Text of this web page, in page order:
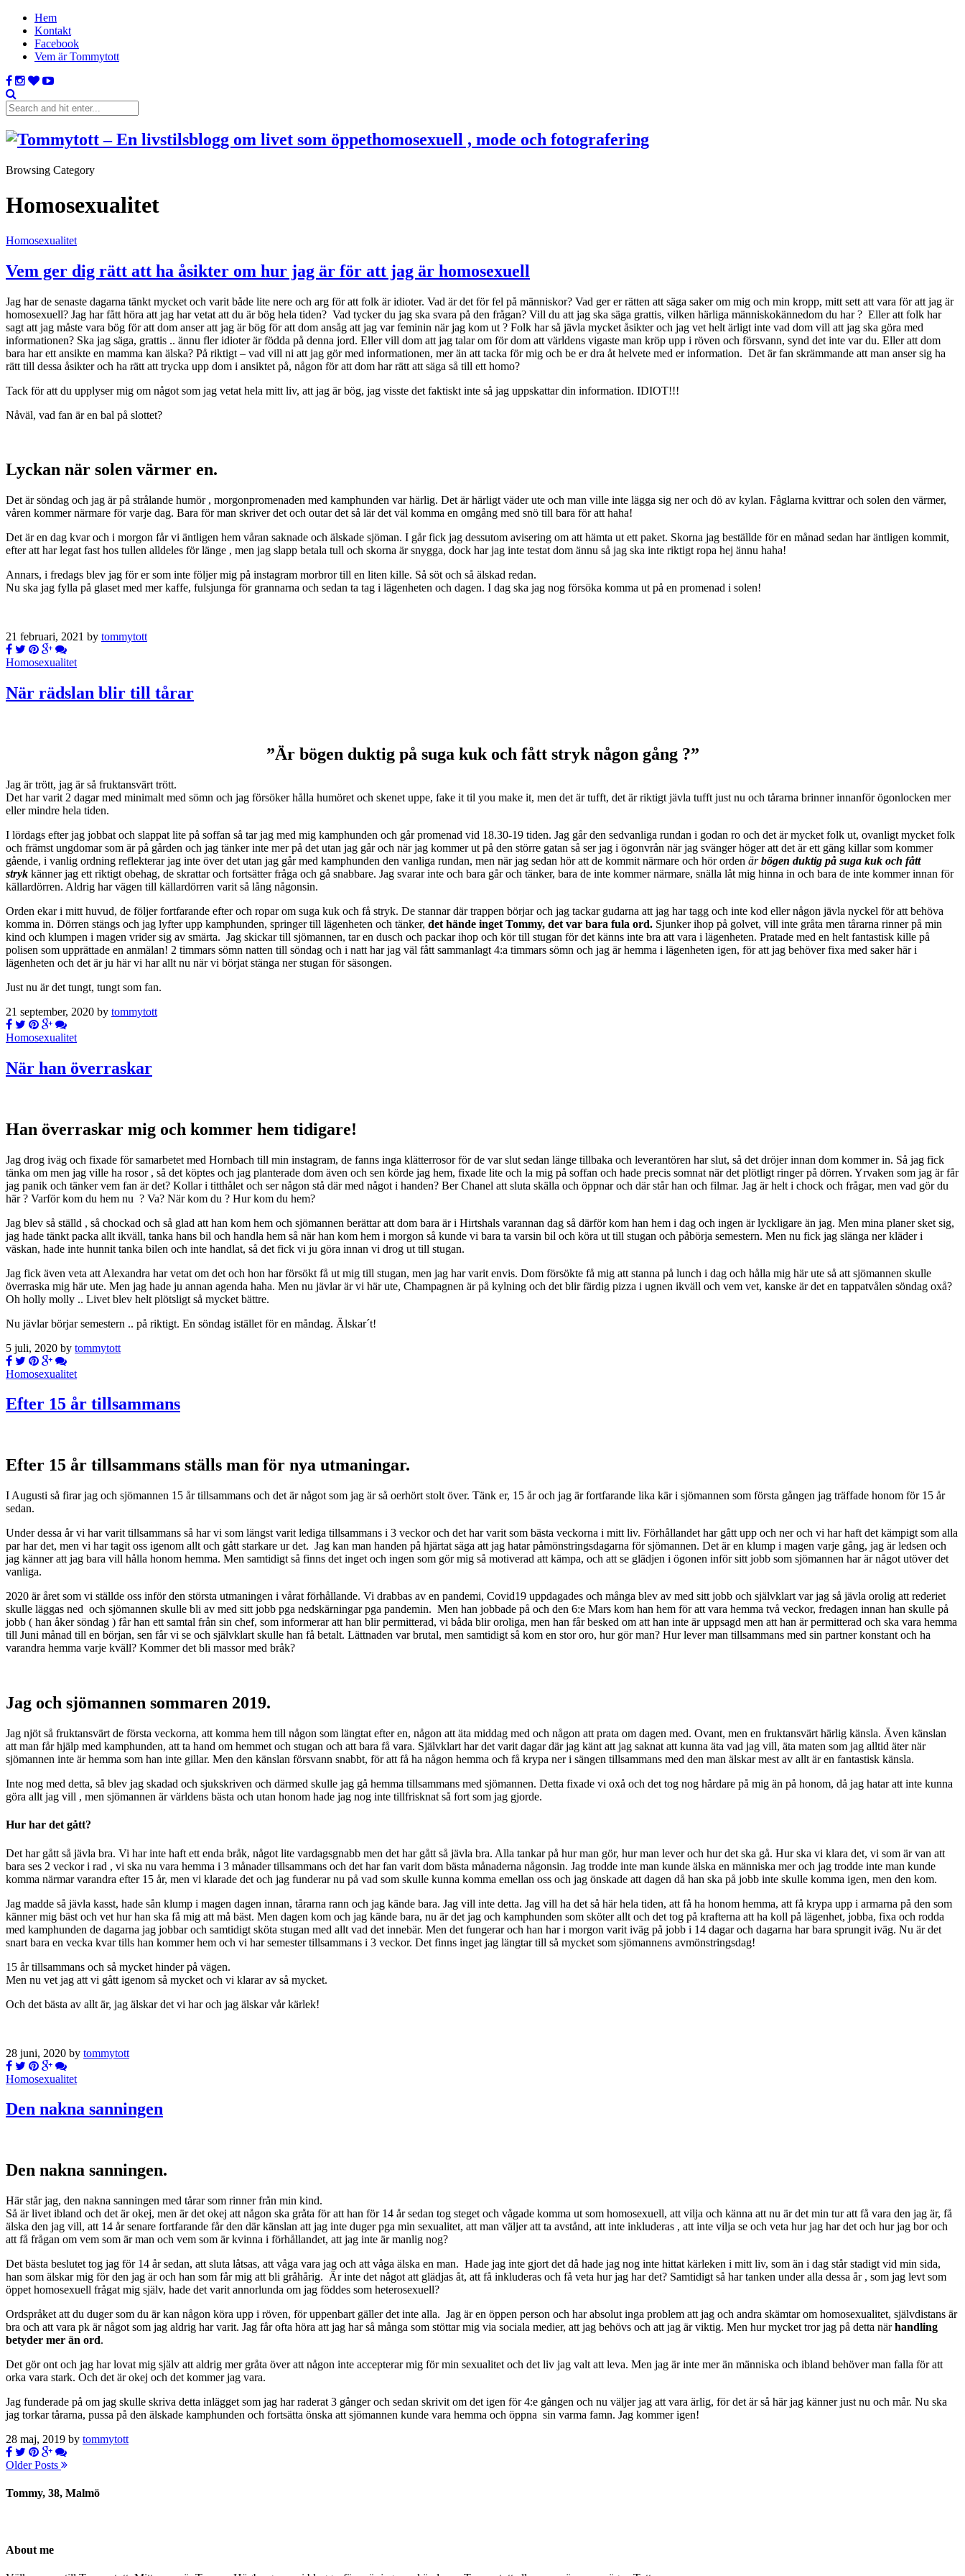
Hem
Kontakt
Facebook
Vem är Tommytott
Browsing Category
Homosexualitet
Homosexualitet
Vem ger dig rätt att ha åsikter om hur jag är för att jag är homosexuell
Jag har de senaste dagarna tänkt mycket och varit både lite nere och arg för att folk är idioter. Vad är det för fel på människor? Vad ger er rätten att säga saker om mig och min kropp, mitt sett att vara för att jag är
homosexuell? Jag har fått höra att jag har vetat att du är bög hela tiden? Vad tycker du jag ska svara på den frågan? Vill du att jag ska säga grattis, vilken härliga människokännedom du har ? Eller att folk har
sagt att jag måste vara bög för att dom anser att jag är bög för att dom ansåg att jag var feminin när jag kom ut ? Folk har så jävla mycket åsikter och jag vet helt ärligt inte vad dom vill att jag ska göra med
informationen? Ska jag säga, grattis .. ännu fler idioter är födda på denna jord. Eller vill dom att jag talar om för dom att världens vigaste man kröp upp i röven och försvann, synd det inte var du. Eller att dom
bara har ett ansikte en mamma kan älska? På riktigt – vad vill ni att jag gör med informationen, mer än att tacka för mig och be er dra åt helvete med er information. Det är fan skrämmande att man anser sig ha
rätt till dessa åsikter och ha rätt att trycka upp dom i ansiktet på, någon för att dom har rätt att säga så till ett homo?
Tack för att du upplyser mig om något som jag vetat hela mitt liv, att jag är bög, jag visste det faktiskt inte så jag uppskattar din information. IDIOT!!!
Nåväl, vad fan är en bal på slottet?
Lyckan när solen värmer en.
Det är söndag och jag är på strålande humör , morgonpromenaden med kamphunden var härlig. Det är härligt väder ute och man ville inte lägga sig ner och dö av kylan. Fåglarna kvittrar och solen den värmer,
våren kommer närmare för varje dag. Bara för man skriver det och outar det så lär det väl komma en omgång med snö till bara för att haha!
Det är en dag kvar och i morgon får vi äntligen hem våran saknade och älskade sjöman. I går fick jag dessutom avisering om att hämta ut ett paket. Skorna jag beställde för en månad sedan har äntligen kommit,
efter att har legat fast hos tullen alldeles för länge , men jag slapp betala tull och skorna är snygga, dock har jag inte testat dom ännu så jag ska inte riktigt ropa hej ännu haha!
Annars, i fredags blev jag för er som inte följer mig på instagram morbror till en liten kille. Så söt och så älskad redan.
Nu ska jag fylla på glaset med mer kaffe, fulsjunga för grannarna och sedan ta tag i lägenheten och dagen. I dag ska jag nog försöka komma ut på en promenad i solen!
21 februari, 2021 by tommytott
Homosexualitet
När rädslan blir till tårar
”Är bögen duktig på suga kuk och fått stryk någon gång ?”
Jag är trött, jag är så fruktansvärt trött.
Det har varit 2 dagar med minimalt med sömn och jag försöker hålla humöret och skenet uppe, fake it til you make it, men det är tufft, det är riktigt jävla tufft just nu och tårarna brinner innanför ögonlocken mer
eller mindre hela tiden.
I lördags efter jag jobbat och slappat lite på soffan så tar jag med mig kamphunden och går promenad vid 18.30-19 tiden. Jag går den sedvanliga rundan i godan ro och det är mycket folk ut, ovanligt mycket folk
och främst ungdomar som är på gården och jag tänker inte mer på det utan jag går och när jag kommer ut på den större gatan så ser jag i ögonvrån när jag svänger höger att det är ett gäng killar som kommer
gående, i vanlig ordning reflekterar jag inte över det utan jag går med kamphunden den vanliga rundan, men när jag sedan hör att de kommit närmare och hör orden ärbögen duktig på suga kuk och fått
stryk känner jag ett riktigt obehag, de skrattar och fortsätter fråga och gå snabbare. Jag svarar inte och bara går och tänker, bara de inte kommer närmare, snälla låt mig hinna in och bara de inte kommer innan för
källardörren. Aldrig har vägen till källardörren varit så lång någonsin.
Orden ekar i mitt huvud, de följer fortfarande efter och ropar om suga kuk och få stryk. De stannar där trappen börjar och jag tackar gudarna att jag har tagg och inte kod eller någon jävla nyckel för att behöva
komma in. Dörren stängs och jag lyfter upp kamphunden, springer till lägenheten och tänker, det hände inget Tommy, det var bara fula ord. Sjunker ihop på golvet, vill inte gråta men tårarna rinner på min
kind och klumpen i magen vrider sig av smärta. Jag skickar till sjömannen, tar en dusch och packar ihop och kör till stugan för det känns inte bra att vara i lägenheten. Pratade med en helt fantastisk kille på
polisen som upprättade en anmälan! 2 timmars sömn natten till söndag och i natt har jag väl fått sammanlagt 4:a timmars sömn och jag är hemma i lägenheten igen, för att jag behöver fixa med saker här i
lägenheten och det är ju här vi har allt nu när vi börjat stänga ner stugan för säsongen.
Just nu är det tungt, tungt som fan.
21 september, 2020 by tommytott
Homosexualitet
När han överraskar
Han överraskar mig och kommer hem tidigare!
Jag drog iväg och fixade för samarbetet med Hornbach till min instagram, de fanns inga klätterrosor för de var slut sedan länge tillbaka och leverantören har slut, så det dröjer innan dom kommer in. Så jag fick
tänka om men jag ville ha rosor , så det köptes och jag planterade dom även och sen körde jag hem, fixade lite och la mig på soffan och hade precis somnat när det plötligt ringer på dörren. Yrvaken som jag är får
jag panik och tänker vem fan är det? Kollar i titthålet och ser någon stå där med något i handen? Ber Chanel att sluta skälla och öppnar och där står han och filmar. Jag är helt i chock och frågar, men vad gör du
här ? Varför kom du hem nu ? Va? När kom du ? Hur kom du hem?
Jag blev så ställd , så chockad och så glad att han kom hem och sjömannen berättar att dom bara är i Hirtshals varannan dag så därför kom han hem i dag och ingen är lyckligare än jag. Men mina planer sket sig,
jag hade tänkt packa allt ikväll, tanka hans bil och handla hem så när han kom hem i morgon så kunde vi bara ta varsin bil och köra ut till stugan och påbörja semestern. Men nu fick jag slänga ner kläder i
väskan, hade inte hunnit tanka bilen och inte handlat, så det fick vi ju göra innan vi drog ut till stugan.
Jag fick även veta att Alexandra har vetat om det och hon har försökt få ut mig till stugan, men jag har varit envis. Dom försökte få mig att stanna på lunch i dag och hålla mig här ute så att sjömannen skulle
överraska mig här ute. Men jag hade ju annan agenda haha. Men nu jävlar är vi här ute, Champagnen är på kylning och det blir färdig pizza i ugnen ikväll och vem vet, kanske är det en tappatvålen söndag oxå?
Oh holly molly .. Livet blev helt plötsligt så mycket bättre.
Nu jävlar börjar semestern .. på riktigt. En söndag istället för en måndag. Älskar´t!
5 juli, 2020 by tommytott
Homosexualitet
Efter 15 år tillsammans
Efter 15 år tillsammans ställs man för nya utmaningar.
I Augusti så firar jag och sjömannen 15 år tillsammans och det är något som jag är så oerhört stolt över. Tänk er, 15 år och jag är fortfarande lika kär i sjömannen som första gången jag träffade honom för 15 år
sedan.
Under dessa år vi har varit tillsammans så har vi som längst varit lediga tillsammans i 3 veckor och det har varit som bästa veckorna i mitt liv. Förhållandet har gått upp och ner och vi har haft det kämpigt som alla
par har det, men vi har tagit oss igenom allt och gått starkare ur det. Jag kan man handen på hjärtat säga att jag hatar påmönstringsdagarna för sjömannen. Det är en klump i magen varje gång, jag är ledsen och
jag känner att jag bara vill hålla honom hemma. Men samtidigt så finns det inget och ingen som gör mig så motiverad att kämpa, och att se glädjen i ögonen inför sitt jobb som sjömannen har är något utöver det
vanliga.
2020 är året som vi ställde oss inför den största utmaningen i vårat förhållande. Vi drabbas av en pandemi, Covid19 uppdagades och många blev av med sitt jobb och självklart var jag så jävla orolig att rederiet
skulle läggas ned och sjömannen skulle bli av med sitt jobb pga nedskärningar pga pandemin. Men han jobbade på och den 6:e Mars kom han hem för att vara hemma två veckor, fredagen innan han skulle på
jobb ( han åker söndag ) får han ett samtal från sin chef, som informerar att han blir permitterad, vi båda blir oroliga, men han får besked om att han inte är uppsagd men att han är permitterad och ska vara hemma
till Juni månad till en början, sen får vi se och självklart skulle han få betalt. Lättnaden var brutal, men samtidigt så kom en stor oro, hur gör man? Hur lever man tillsammans med sin partner konstant och ha
varandra hemma varje kväll? Kommer det bli massor med bråk?
Jag och sjömannen sommaren 2019.
Jag njöt så fruktansvärt de första veckorna, att komma hem till någon som längtat efter en, någon att äta middag med och någon att prata om dagen med. Ovant, men en fruktansvärt härlig känsla. Även känslan
att man får hjälp med kamphunden, att ta hand om hemmet och stugan och att bara få vara. Självklart har det varit dagar där jag känt att jag saknat att kunna äta vad jag vill, äta maten som jag alltid äter när
sjömannen inte är hemma som han inte gillar. Men den känslan försvann snabbt, för att få ha någon hemma och få krypa ner i sängen tillsammans med den man älskar mest av allt är en fantastisk känsla.
Inte nog med detta, så blev jag skadad och sjukskriven och därmed skulle jag gå hemma tillsammans med sjömannen. Detta fixade vi oxå och det tog nog hårdare på mig än på honom, då jag hatar att inte kunna
göra allt jag vill , men sjömannen är världens bästa och utan honom hade jag nog inte tillfrisknat så fort som jag gjorde.
Hur har det gått?
Det har gått så jävla bra. Vi har inte haft ett enda bråk, något lite vardagsgnabb men det har gått så jävla bra. Alla tankar på hur man gör, hur man lever och hur det ska gå. Hur ska vi klara det, vi som är van att
bara ses 2 veckor i rad , vi ska nu vara hemma i 3 månader tillsammans och det har fan varit dom bästa månaderna någonsin. Jag trodde inte man kunde älska en människa mer och jag trodde inte man kunde
komma närmar varandra efter 15 år, men vi klarade det och jag funderar nu på vad som skulle kunna komma emellan oss och jag önskade att dagen då han ska på jobb inte skulle komma igen, men den kom.
Jag madde så jävla kasst, hade sån klump i magen dagen innan, tårarna rann och jag kände bara. Jag vill inte detta. Jag vill ha det så här hela tiden, att få ha honom hemma, att få krypa upp i armarna på den som
känner mig bäst och vet hur han ska få mig att må bäst. Men dagen kom och jag kände bara, nu är det jag och kamphunden som sköter allt och det tog på krafterna att ha koll på lägenhet, jobba, fixa och rodda
med kamphunden de dagarna jag jobbar och samtidigt sköta stugan med allt vad det innebär. Men det fungerar och han har i morgon varit iväg på jobb i 14 dagar och dagarna har bara sprungit iväg. Nu är det
snart bara en vecka kvar tills han kommer hem och vi har semester tillsammans i 3 veckor. Det finns inget jag längtar till så mycket som sjömannens avmönstringsdag!
15 år tillsammans och så mycket hinder på vägen.
Men nu vet jag att vi gått igenom så mycket och vi klarar av så mycket.
Och det bästa av allt är, jag älskar det vi har och jag älskar vår kärlek!
28 juni, 2020 by tommytott
Homosexualitet
Den nakna sanningen
Den nakna sanningen.
Här står jag, den nakna sanningen med tårar som rinner från min kind.
Så är livet ibland och det är okej, men är det okej att någon ska gråta för att han för 14 år sedan tog steget och vågade komma ut som homosexuell, att vilja och känna att nu är det min tur att få vara den jag är, få
älska den jag vill, att 14 år senare fortfarande får den där känslan att jag inte duger pga min sexualitet, att man väljer att ta avstånd, att inte inkluderas , att inte vilja se och veta hur jag har det och hur jag bor och
att få frågan om vem som är man och vem som är kvinna i förhållandet, att jag inte är manlig nog?
Det bästa beslutet tog jag för 14 år sedan, att sluta låtsas, att våga vara jag och att våga älska en man. Hade jag inte gjort det då hade jag nog inte hittat kärleken i mitt liv, som än i dag står stadigt vid min sida,
han som älskar mig för den jag är och han som får mig att bli gråhårig. Är inte det något att glädjas åt, att få inkluderas och få veta hur jag har det? Samtidigt så har tanken under alla dessa år , som jag levt som
öppet homosexuell frågat mig själv, hade det varit annorlunda om jag föddes som heterosexuell?
Ordspråket att du duger som du är kan någon köra upp i röven, för uppenbart gäller det inte alla. Jag är en öppen person och har absolut inga problem att jag och andra skämtar om homosexualitet, självdistans är
bra och att vara pk är något som jag aldrig har varit. Jag får ofta höra att jag har så många som stöttar mig via sociala medier, att jag behövs och att jag är viktig. Men hur mycket tror jag på detta närhandling
betyder mer än ord.
Det gör ont och jag har lovat mig själv att aldrig mer gråta över att någon inte accepterar mig för min sexualitet och det liv jag valt att leva. Men jag är inte mer än människa och ibland behöver man falla för att
orka vara stark. Och det är okej och det kommer jag vara.
Jag funderade på om jag skulle skriva detta inlägget som jag har raderat 3 gånger och sedan skrivit om det igen för 4:e gången och nu väljer jag att vara ärlig, för det är så här jag känner just nu och mår. Nu ska
jag torkar tårarna, pussa på den älskade kamphunden och fortsätta önska att sjömannen kunde vara hemma och öppna sin varma famn. Jag kommer igen!
28 maj, 2019 by tommytott
Older Posts
Tommy, 38, Malmö
About me